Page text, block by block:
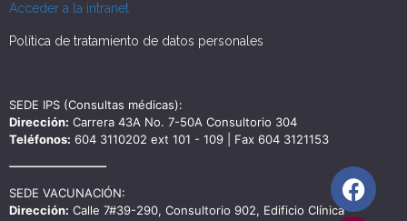
Acceder a la intranet
Política de tratamiento de datos personales
SEDE IPS (Consultas médicas):
Dirección: Carrera 43A No. 7-50A Consultorio 304
Teléfonos: 604 3110202 ext 101 - 109 | Fax 604 3121153
SEDE VACUNACIÓN:
Dirección: Calle 7#39-290, Consultorio 902, Edificio Clínica